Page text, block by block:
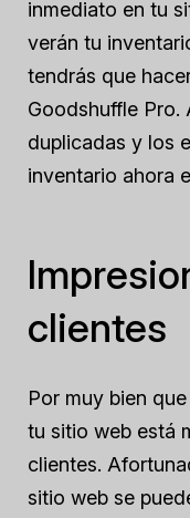
inmediato en tu
verán tu
tendrás que
Goodshuffle Pro.
duplicadas y los
inventario ahora
clientes
Por muy bien
tu sitio web está
clientes.
sitio web se